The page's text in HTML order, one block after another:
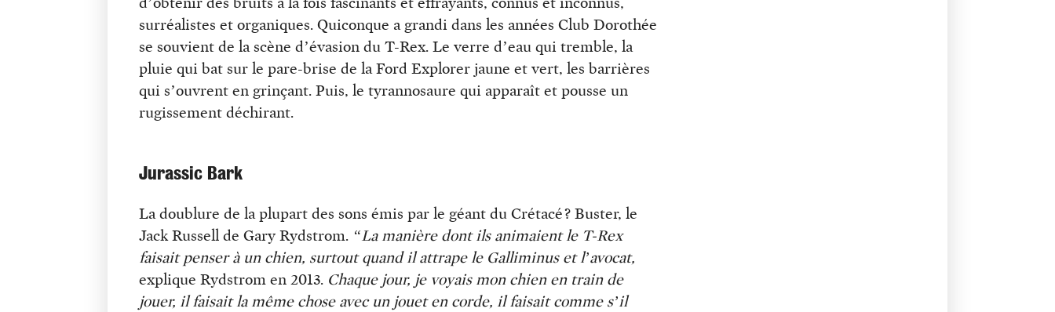
surréalistes et organiques. Quiconque a grandi dans les années Club Dorothée
se souvient de la scène d’évasion du T-Rex. Le verre d’eau qui tremble, la
pluie qui bat sur le pare-brise de la Ford Explorer jaune et vert, les barrières
qui s’ouvrent en grinçant. Puis, le tyrannosaure qui apparaît et pousse un
rugissement déchirant.
Jurassic Bark
La doublure de la plupart des sons émis par le géant du Crétacé ? Buster, le
Jack Russell de Gary Rydstrom. “La manière dont ils animaient le T-Rex
faisait penser à un chien, surtout quand il attrape le Galliminus et l’avocat,
explique Rydstrom en 2013. Chaque jour, je voyais mon chien en train de
jouer, il faisait la même chose avec un jouet en corde, il faisait comme s’il